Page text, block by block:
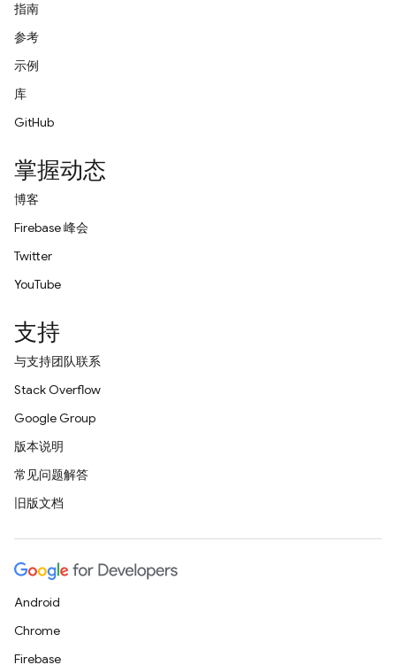
指南
参考
示例
库
GitHub
掌握动态
博客
Firebase 峰会
Twitter
YouTube
支持
与支持团队联系
Stack Overflow
Google Group
版本说明
常见问题解答
旧版文档
Android
Chrome
Firebase